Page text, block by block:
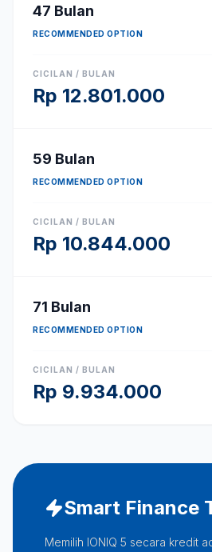
47 Bulan
RECOMMENDED OPTION
CICILAN / BULAN
Rp 12.801.000
59 Bulan
RECOMMENDED OPTION
CICILAN / BULAN
Rp 10.844.000
71 Bulan
RECOMMENDED OPTION
CICILAN / BULAN
Rp 9.934.000
Smart Finance
Memilih IONIQ 5 secara kredit